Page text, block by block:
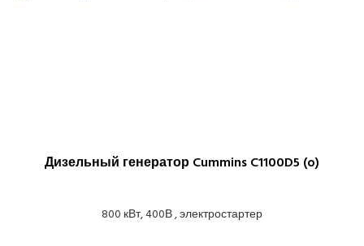
Дизельный генератор Cummins C1100D5 (o)
800 кВт, 400В , электростартер